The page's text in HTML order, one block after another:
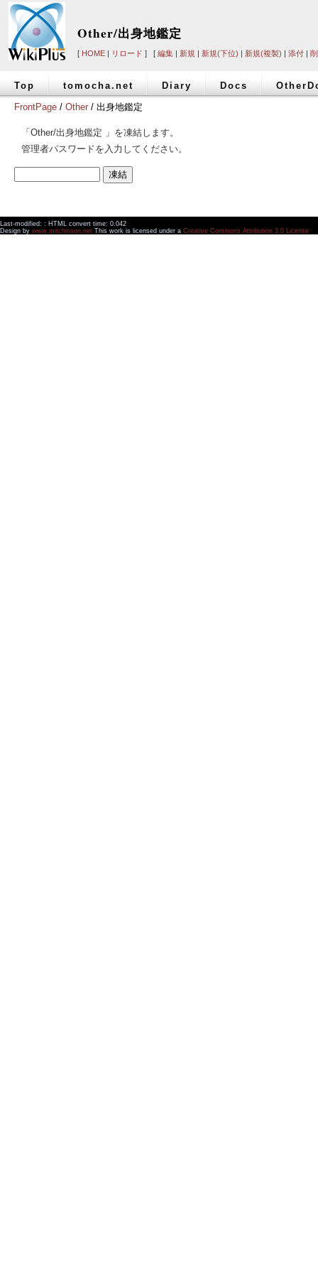
Other/出身地鑑定
[ HOME | リロード ] [ 編集 | 新規 | 新規(下位) | 新規(複製) | 添付 |
Top tomocha.net Diary Docs
FrontPage / Other / 出身地鑑定
「Other/出身地鑑定 」を凍結します。
管理者パスワードを入力してください。
Last-modified: : HTML convert time: 0.042
Design by www.mitchinson.net This work is licensed under a Creative Commons Attribution 3.0 License